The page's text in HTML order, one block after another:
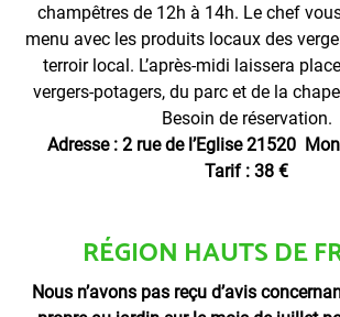
champêtres de 12h à 14h. Le chef
menu avec les produits locaux des
terroir local. L’après-midi laissera
vergers-potagers, du parc et de la
Besoin de réservation.
Adresse : 2 rue de l’Eglise 21520
Tarif : 38 €
RÉGION HAUTS DE
Nous n’avons pas reçu d’avis